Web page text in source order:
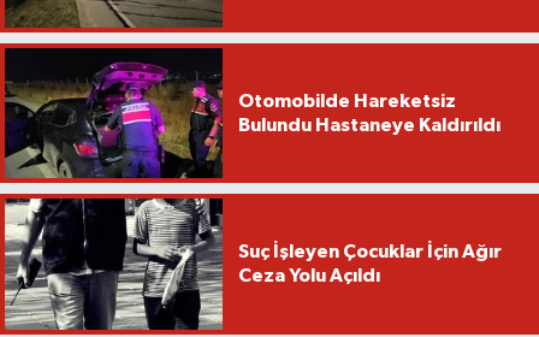
Otomobilde Hareketsiz
Bulundu Hastaneye Kaldırıldı
Suç İşleyen Çocuklar İçin Ağır
Ceza Yolu Açıldı